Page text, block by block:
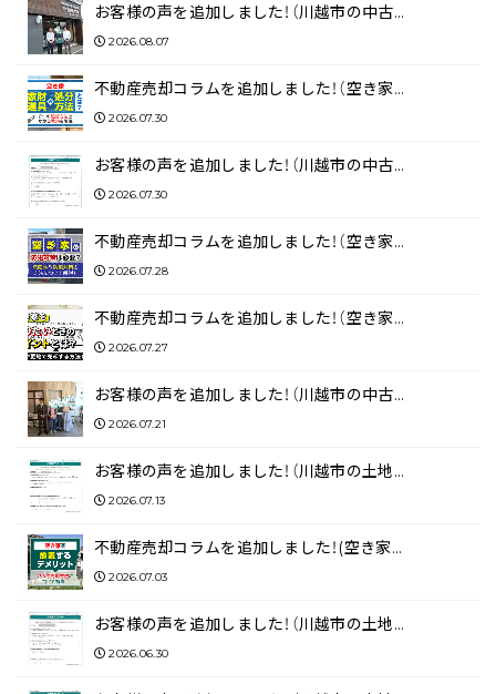
お客様の声を追加しました！（川越市の中古…
2026.08.07
不動産売却コラムを追加しました！（空き家…
2026.07.30
お客様の声を追加しました！（川越市の中古…
2026.07.30
不動産売却コラムを追加しました！（空き家…
2026.07.28
不動産売却コラムを追加しました！（空き家…
2026.07.27
お客様の声を追加しました！（川越市の中古…
2026.07.21
お客様の声を追加しました！（川越市の土地…
2026.07.13
不動産売却コラムを追加しました！(空き家…
2026.07.03
お客様の声を追加しました！（川越市の土地…
2026.06.30